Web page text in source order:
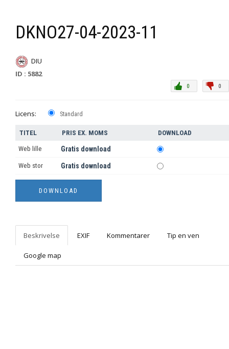
DKNO27-04-2023-11
DIU
ID : 5882
0
0
Licens: Standard
TITEL PRIS EX. MOMS DOWNLOAD
Web lille Gratis download
Web stor Gratis download
Beskrivelse EXIF Kommentarer Tip en ven
Google map